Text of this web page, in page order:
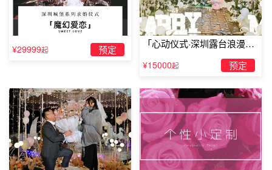
求婚道具气球： 热气球求婚
¥29999起 预定
「心动仪式·深圳露台浪漫求
婚」
¥15000起 预定